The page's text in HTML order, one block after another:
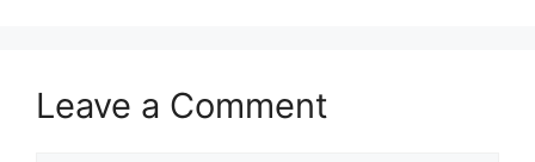
Leave a Comment